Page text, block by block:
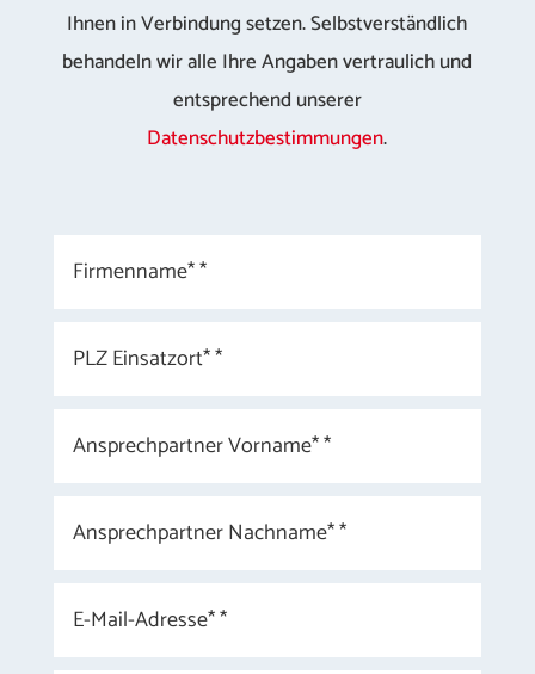
Ihnen in Verbindung setzen. Selbstverständlich
behandeln wir alle Ihre Angaben vertraulich und
entsprechend unserer
Datenschutzbestimmungen.